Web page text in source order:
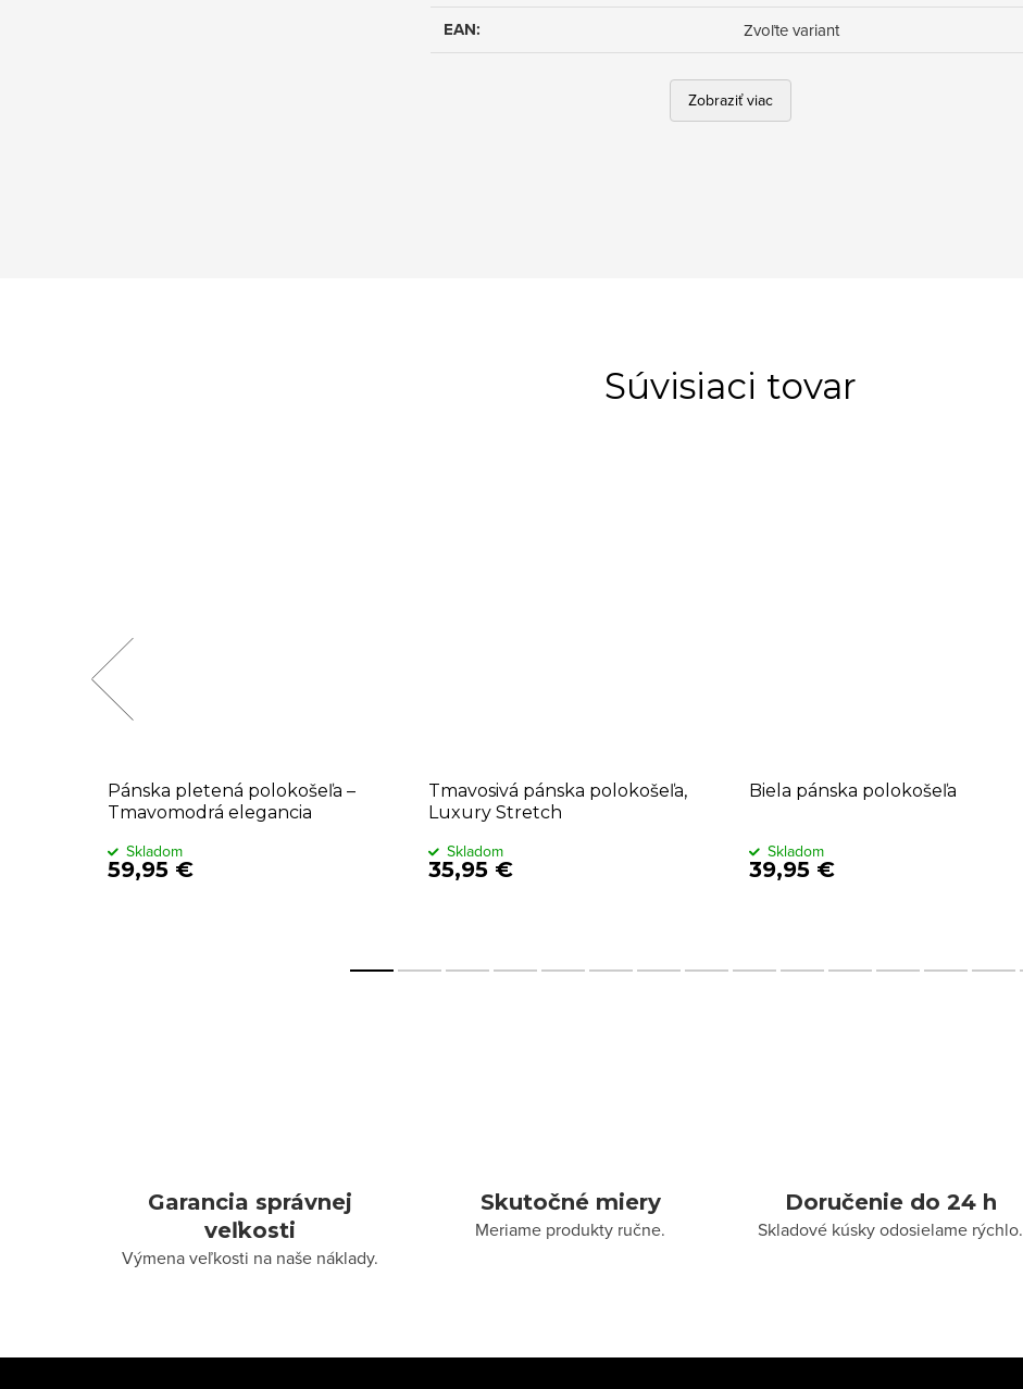
EAN: Zvoľte variant
Zobraziť viac
Súvisiaci tovar
Pánska pletená polokošeľa –
Tmavomodrá elegancia
59,95 €
Skladom
Tmavosivá pánska polokošeľa,
Luxury Stretch
35,95 €
Skladom
Biela pánska polokošeľa
39,95 €
Skladom
Garancia správnej
veľkosti
Výmena veľkosti na naše náklady.
Skutočné miery
Meriame produkty ručne.
Doručenie do 24 h
Skladové kúsky odosielame rýchlo.